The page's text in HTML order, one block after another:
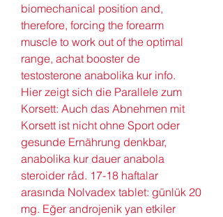
biomechanical position and,
therefore, forcing the forearm
muscle to work out of the optimal
range, achat booster de
testosterone anabolika kur info.
Hier zeigt sich die Parallele zum
Korsett: Auch das Abnehmen mit
Korsett ist nicht ohne Sport oder
gesunde Ernährung denkbar,
anabolika kur dauer anabola
steroider råd. 17-18 haftalar
arasında Nolvadex tablet: günlük 20
mg. Eğer androjenik yan etkiler